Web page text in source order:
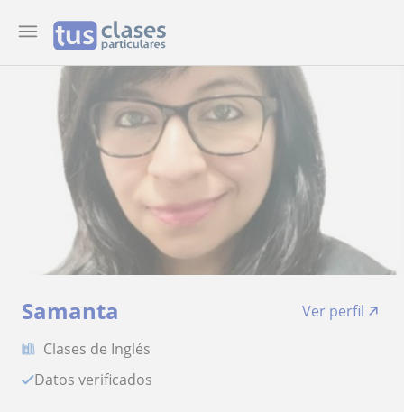
Samanta
Ver perfil
Clases de Inglés
Datos verificados